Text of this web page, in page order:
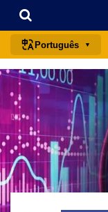
Português
português (BR)
english
español
français
italiano
deutsch